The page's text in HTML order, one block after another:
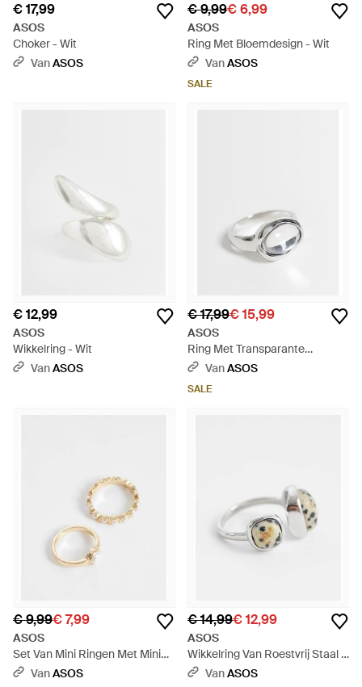
€ 17,99
ASOS
Choker - Wit
VanASOS
€ 9,99€ 6,99
ASOS
Ring Met Bloemdesign - Wit
VanASOS
SALE
€ 12,99
ASOS
Wikkelring - Wit
VanASOS
€ 17,99€ 15,99
ASOS
Ring Met Transparante
Steenzetting - Wit
VanASOS
SALE
€ 9,99€ 7,99
ASOS
Set Van Mini Ringen Met Mini
Imitatieparels - Wit
VanASOS
€ 14,99€ 12,99
ASOS
Wikkelring Van Roestvrij Staal -
Wit VanASOS